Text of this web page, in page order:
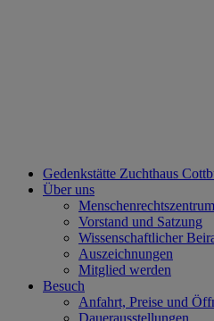
Gedenkstätte Zuchthaus
Über uns
Vorstand und Satzung
Wissenschaftlicher
Auszeichnungen
Mitglied werden
Besuch
Anfahrt, Preise und
Dauerausstellungen